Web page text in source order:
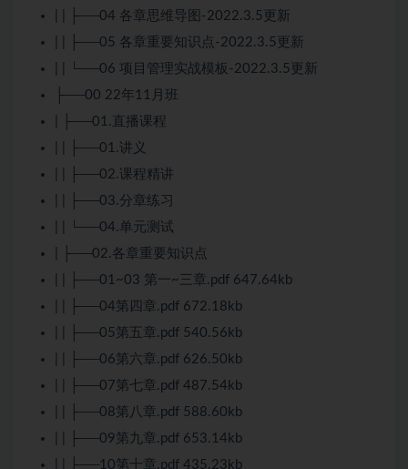
| | ├──04 各章思维导图-2022.3.5更新
| | ├──05 各章重要知识点-2022.3.5更新
| | └──06 项目管理实战模板-2022.3.5更新
├──00 22年11月班
| ├──01.直播课程
| | ├──01.讲义
| | ├──02.课程精讲
| | ├──03.分章练习
| | └──04.单元测试
| ├──02.各章重要知识点
| | ├──01~03 第一~三章.pdf 647.64kb
| | ├──04第四章.pdf 672.18kb
| | ├──05第五章.pdf 540.56kb
| | ├──06第六章.pdf 626.50kb
| | ├──07第七章.pdf 487.54kb
| | ├──08第八章.pdf 588.60kb
| | ├──09第九章.pdf 653.14kb
| | ├──10第十章.pdf 435.23kb